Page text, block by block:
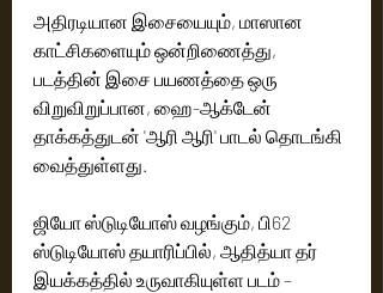
அதிரடியான இசையையும், மாஸான
காட்சிகளையும் ஒன்றிணைத்து,
படத்தின் இசை பயணத்தை ஒரு
விறுவிறுப்பான, ஹை-ஆக்டேன்
தாக்கத்துடன் 'ஆரி ஆரி' பாடல் தொடங்கி
வைத்துள்ளது.
ஜியோ ஸ்டுடியோஸ் வழங்கும், பி62
ஸ்டுடியோஸ் தயாரிப்பில், ஆதித்யா தர்
இயக்கத்தில் உருவாகியுள்ள படம் –